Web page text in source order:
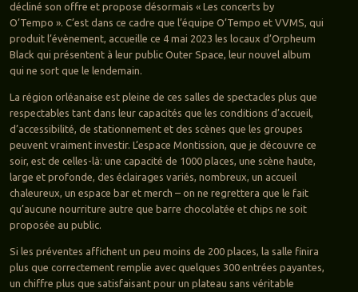
décliné son offre et propose désormais « Les concerts by
O’Tempo ». C’est dans ce cadre que l’équipe O’Tempo et VVMS, qui
produit l’évènement, accueille ce 4 mai 2023 les locaux d’Orpheum
Black qui présentent à leur public Outer Space, leur nouvel album
qui ne sort que le lendemain.
La région orléanaise est pleine de ces salles de spectacles plus que
respectables tant dans leur capacités que les conditions d’accueil,
d’accessibilité, de stationnement et des scènes que les groupes
peuvent vraiment investir. L’espace Montission, que je découvre ce
soir, est de celles-là: une capacité de 1000 places, une scène haute,
large et profonde, des éclairages variés, nombreux, un accueil
chaleureux, un espace bar et merch – on ne regrettera que le fait
qu’aucune nourriture autre que barre chocolatée et chips ne soit
proposée au public.
Si les préventes affichent un peu moins de 200 places, la salle finira
plus que correctement remplie avec quelques 300 entrées payantes,
un chiffre plus que satisfaisant pour un plateau sans véritable